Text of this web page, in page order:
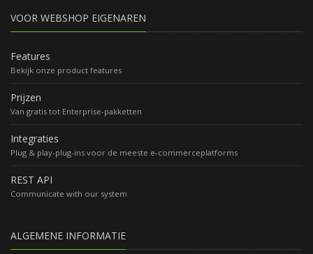
VOOR WEBSHOP EIGENAREN
Features
Bekijk onze product features
Prijzen
Van gratis tot Enterprise-pakketten
Integraties
Plug & play-plug-ins voor de meeste e-commerceplatforms
REST API
Communicate with our system
ALGEMENE INFORMATIE